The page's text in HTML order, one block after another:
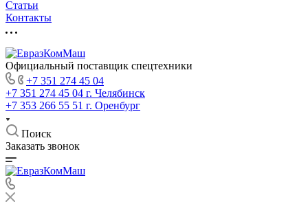
Статьи
Контакты
Официальный поставщик спецтехники
+7 351 274 45 04
+7 351 274 45 04 г. Челябинск
+7 353 266 55 51 г. Оренбург
Поиск
Заказать звонок